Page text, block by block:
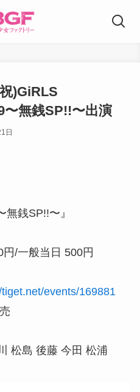
)GiRLS
〜無銭SP!!〜出演
日
無銭SP!!〜』
/一般当日 500円
events/169881
松島 後藤 今田 松浦